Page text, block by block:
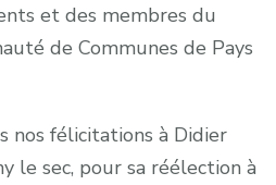
et des membres du
de Communes de Pays
nos félicitations à Didier
le sec, pour sa réélection à